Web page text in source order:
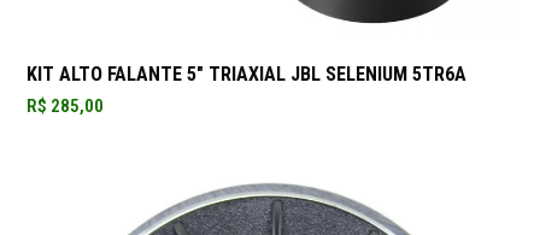
KIT ALTO FALANTE 5″ TRIAXIAL JBL SELENIUM 5TR6A
R$ 285,00